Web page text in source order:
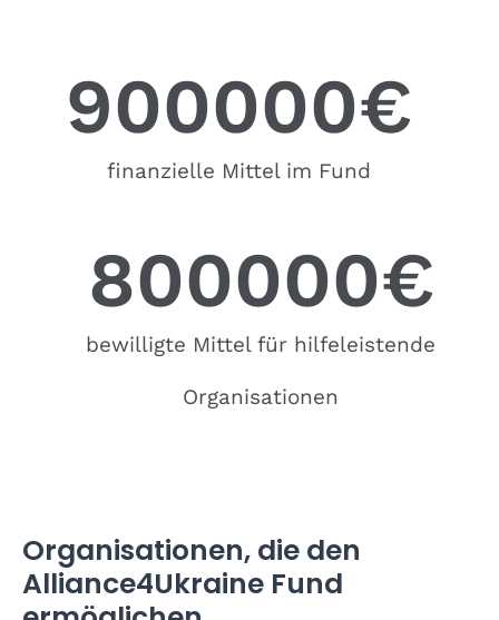
900000€
finanzielle Mittel im Fund
800000€
bewilligte Mittel für hilfeleistende
Organisationen
Organisationen, die den
Alliance4Ukraine Fund